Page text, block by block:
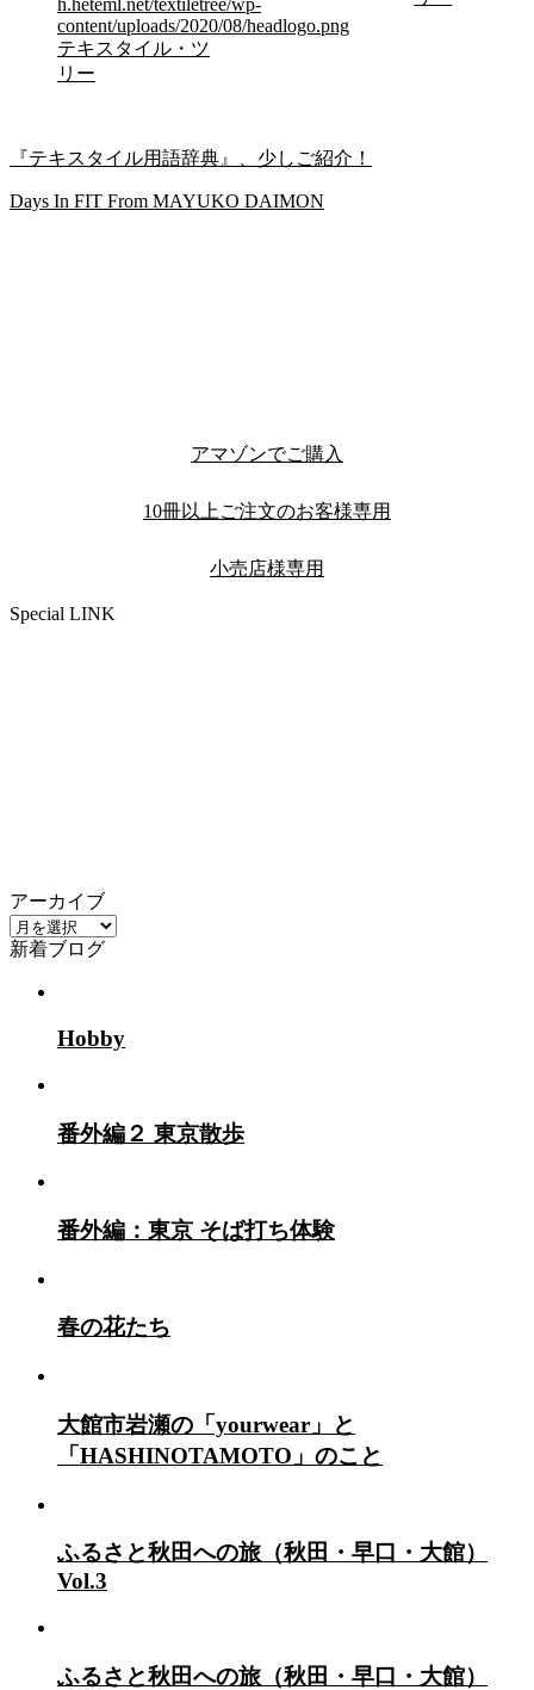
h.heteml.net/textiletree/wp-
content/uploads/2020/08/headlogo.png
テキスタイル・ツ
リー
『テキスタイル用語辞典』、少しご紹介！
Days In FIT From MAYUKO DAIMON
アマゾンでご購入
10冊以上ご注文のお客様専用
小売店様専用
Special LINK
アーカイブ
ア
ー
新着ブログ
Hobby
番外編２ 東京散歩
番外編：東京 そば打ち体験
春の花たち
大館市岩瀬の「yourwear」と
「HASHINOTAMOTO」のこと
ふるさと秋田への旅（秋田・早口・大館）
Vol.3
ふるさと秋田への旅（秋田・早口・大館）